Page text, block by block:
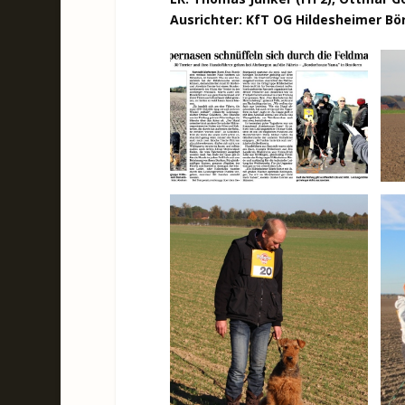
Ausrichter: KfT OG Hildesheimer